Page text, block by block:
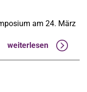
am 24. März
weiterlesen